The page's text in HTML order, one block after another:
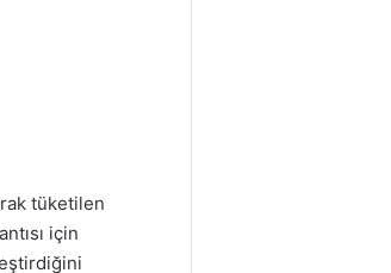
tüketilen
için